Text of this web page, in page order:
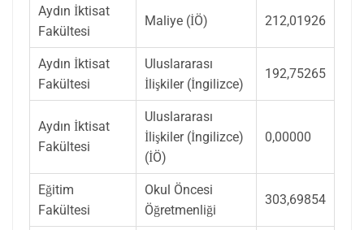
Aydın İktisat
Fakültesi
Maliye (İÖ) 212,01926
Aydın İktisat
Fakültesi
Uluslararası
İlişkiler (İngilizce)
192,75265
Aydın İktisat
Fakültesi
Uluslararası
İlişkiler (İngilizce)
(İÖ)
0,00000
Eğitim
Fakültesi
Okul Öncesi
Öğretmenliği
303,69854